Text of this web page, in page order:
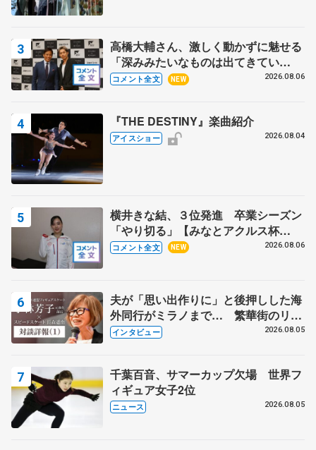
高橋大輔さん、激しく動かずに魅せる
「深みみたいなものは出てきてい
る？」 〝兄さん〟と慕うレジェンド
コメント全文 NEW 2026.08.06
『THE DESTINY』楽曲紹介
アイスショー 2026.08.04
横井きな結、３位発進 卒業シーズン
「やり切る」【みなとアクルス杯
SP】
コメント全文 NEW 2026.08.06
夫が「思い出作りに」と後押しした海
外同行がミラノまで… 繁華街のリン
クでは不良のお兄さんも味方に 小林
インタビュー 2026.08.05
千葉百音、サマーカップ欠場 世界フ
ィギュア女子2位
ニュース 2026.08.05